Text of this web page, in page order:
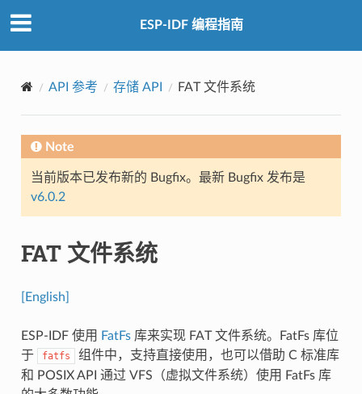
ESP-IDF 编程指南
API 参考 存储 API FAT 文件系统
Note
当前版本已发布新的 Bugfix。最新 Bugfix 发布是
v6.0.2
FAT 文件系统
[English]
ESP-IDF 使用 FatFs库来实现 FAT 文件系统。FatFs 库位
于
fatfs
组件中，支持直接使用，也可以借助 C 标准库
和 POSIX API 通过 VFS（虚拟文件系统）使用 FatFs 库